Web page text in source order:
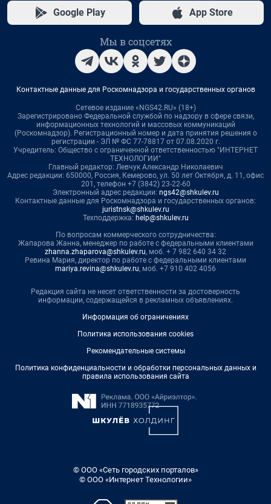
Google Play App Store
Мы в соцсетях
Контактные данные для Роскомнадзора и государственных органов
Сетевое издание «NGS42.RU» (18+)
Зарегистрировано Федеральной службой по надзору в сфере связи,
информационных технологий и массовых коммуникаций
(Роскомнадзор). Регистрационный номер и дата принятия решения о
регистрации - ЭЛ № ФС 77-78817 от 07.08.2020 г.
Учредитель: Общество с ограниченной ответственностью "ИНТЕРНЕТ
ТЕХНОЛОГИИ"
Главный редактор: Левчук Александр Николаевич
Адрес редакции: 650000, Россия, Кемерово, ул. 50 лет Октября, д. 11, офис
201, телефон +7 (3842) 23-22-60
Электронный адрес редакции: ngs42@shkulev.ru
Контактные данные для Роскомнадзора и государственных органов:
juristnsk@shkulev.ru
Техподдержка: help@shkulev.ru
По вопросам коммерческого сотрудничества:
Жапарова Жанна, менеджер по работе с федеральными клиентами
zhanna.zhaparova@shkulev.ru, моб. + 7 982 640 34 32
Ревина Мария, директор по работе с федеральными клиентами
mariya.revina@shkulev.ru, моб. +7 910 402 4056
Редакция сайта не несет ответственности за достоверность
информации, содержащейся в рекламных объявлениях.
Информация об ограничениях
Политика использования cookies
Рекомендательные системы
Политика конфиденциальности и обработки персональных данных и
правила использования сайта
© ООО «Сеть городских порталов»
© ООО «Интернет Технологии»